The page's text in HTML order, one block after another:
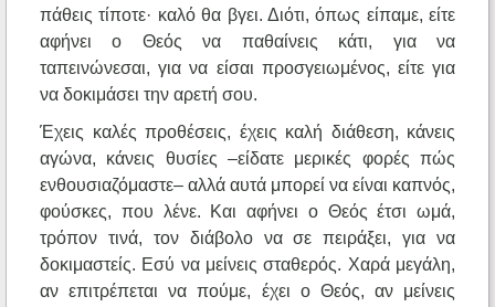
πάθεις τίποτε· καλό θα βγει. Διότι, όπως είπαμε, είτε
αφήνει ο Θεός να παθαίνεις κάτι, για να
ταπεινώνεσαι, για να είσαι προσγειωμένος, είτε για
να δοκιμάσει την αρετή σου.
Έχεις καλές προθέσεις, έχεις καλή διάθεση, κάνεις
αγώνα, κάνεις θυσίες –είδατε μερικές φορές πώς
ενθουσιαζόμαστε– αλλά αυτά μπορεί να είναι καπνός,
φούσκες, που λένε. Και αφήνει ο Θεός έτσι ωμά,
τρόπον τινά, τον διάβολο να σε πειράξει, για να
δοκιμαστείς. Εσύ να μείνεις σταθερός. Χαρά μεγάλη,
αν επιτρέπεται να πούμε, έχει ο Θεός, αν μείνεις